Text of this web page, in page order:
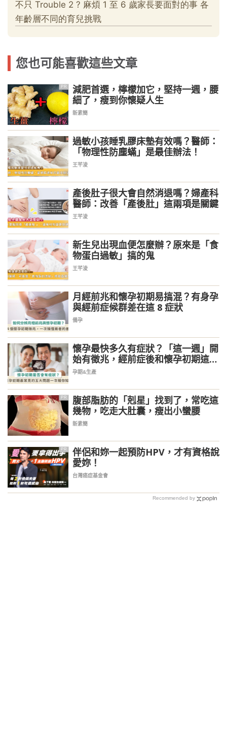
您也可能喜歡這些文章
PR
減肥首選，檸檬加它，堅持一週，腰
細了，瘦到你懷疑人生
新素簡
過敏小孩睡乳膠床墊有效嗎？醫師：
「物理性防塵蟎」是最佳辦法！
王芊淩
產後肚子很大會自然消退嗎？婦產科
醫師：改善「產後肚」這兩項是關鍵
王芊淩
新生兒出現血便怎麼辦？原來是「食
物蛋白過敏」搞的鬼
王芊淩
月經前兆和懷孕初期易搞混？有身孕
與經前症候群差在這 8 症狀
備孕
懷孕最快多久有症狀？「這一週」開
始有徵兆，經前症後和懷孕初期這樣
分辨
孕期&生產
PR
腹部脂肪的「剋星」找到了，常吃這
幾物，吃走大肚囊，瘦出小蠻腰
新素簡
PR
伴侶和妳一起預防HPV，才有資格說
愛妳！
台灣癌症基金會
Recommended by